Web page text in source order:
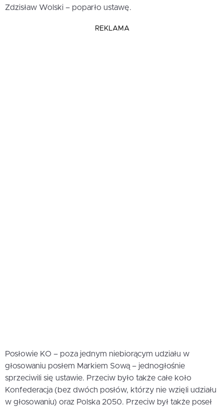
Zdzisław Wolski – poparło ustawę.
REKLAMA
Posłowie KO – poza jednym niebiorącym udziału w
głosowaniu posłem Markiem Sową – jednogłośnie
sprzeciwili się ustawie. Przeciw było także całe koło
Konfederacja (bez dwóch posłów, którzy nie wzięli udziału
w głosowaniu) oraz Polska 2050. Przeciw był także poseł